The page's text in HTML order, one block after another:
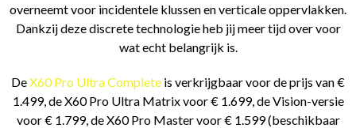
overneemt voor incidentele klussen en verticale oppervlakken.
Dankzij deze discrete technologie heb jij meer tijd over voor
wat echt belangrijk is.
DeX60 Pro Ultra Complete is verkrijgbaar voor de prijs van €
1.499, de X60 Pro Ultra Matrix voor € 1.699, de Vision-versie
voor € 1.799, de X60 Pro Master voor € 1.599 (beschikbaar